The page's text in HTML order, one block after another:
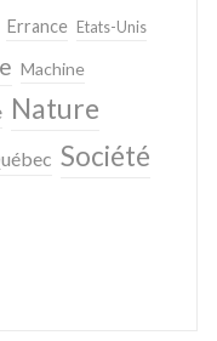
Errance Etats-Unis
Machine
Nature
Société